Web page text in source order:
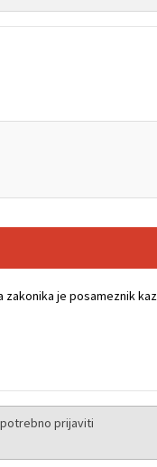
zakonika je posameznik